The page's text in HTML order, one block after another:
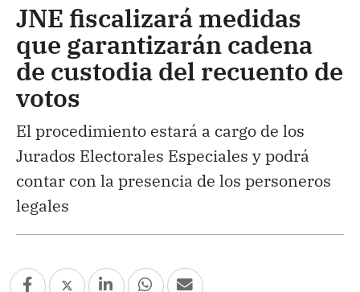
JNE fiscalizará medidas
que garantizarán cadena
de custodia del recuento de
votos
El procedimiento estará a cargo de los
Jurados Electorales Especiales y podrá
contar con la presencia de los personeros
legales